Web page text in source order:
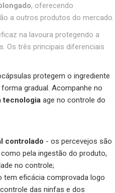
, oferecendo
a outros produtos do mercado.
na lavoura protegendo a
Os três principais diferenciais
protegem o ingrediente
gradual. Acompanhe no
tecnologia age no controle do
controlado - os percevejos são
pela ingestão do produto,
no controle;
tem eficácia comprovada logo
das ninfas e dos